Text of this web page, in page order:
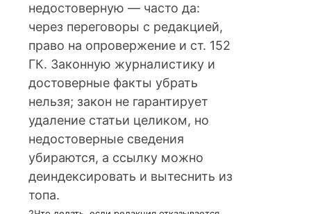
недостоверную — часто да:
через переговоры с редакцией,
право на опровержение и ст. 152
ГК. Законную журналистику и
достоверные факты убрать
нельзя; закон не гарантирует
удаление статьи целиком, но
недостоверные сведения
убираются, а ссылку можно
деиндексировать и вытеснить из
топа.